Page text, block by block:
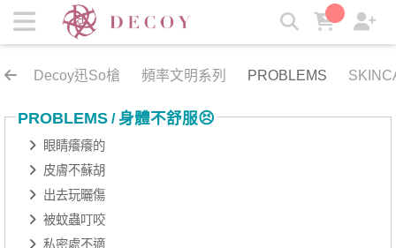
身體不舒服😣 | 岩寬生醫
Decoy迅So槍 頻率文明系列 PROBLEMS
PROBLEMS / 身體不舒服😣
眼睛癢癢的
皮膚不蘇胡
出去玩曬傷
被蚊蟲叮咬
私密處不適